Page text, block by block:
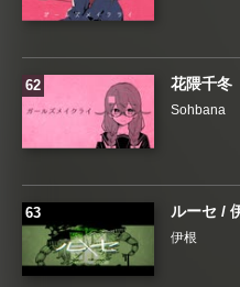
花隈千冬
Sohbana
ルーセ /
伊根